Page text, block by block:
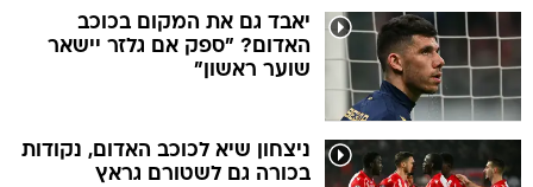
יאבד גם את המקום בכוכב
האדום? "ספק אם גלזר יישאר
שוער ראשון"
ניצחון שיא לכוכב האדום, נקודות
בכורה גם לשטורם גראץ